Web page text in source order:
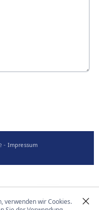
- Impressum
verwenden wir Cookies.